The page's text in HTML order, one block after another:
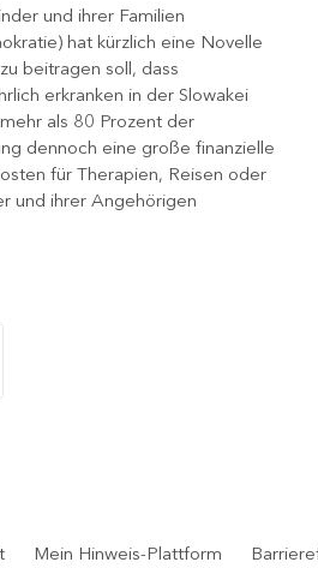
und ihrer Familien
hat kürzlich eine Novelle
beitragen soll, dass
erkranken in der Slowakei
als 80 Prozent der
dennoch eine große finanzielle
für Therapien, Reisen oder
und ihrer Angehörigen
Mein Hinweis-Plattform